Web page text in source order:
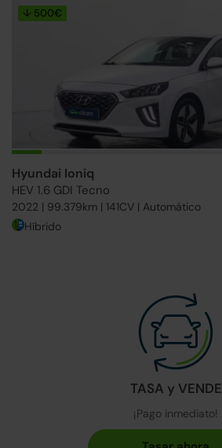
↓ 500€
Hyundai Ioniq
HEV 1.6 GDI Tecno
2022 | 99.379km | 141CV | Automático
Híbrido
TASA y VENDE
¡Pago inmediato!